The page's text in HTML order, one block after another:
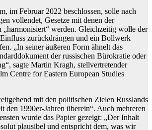
im Februar 2022 beschlossen, solle nach
vollendet, Gesetze mit denen der
„harmonisiert“ werden. Gleichzeitig wolle der
zurückdrängen und ein Bollwerk
„In seiner äußeren Form ähnelt das
der russischen Bürokratie oder
sagte Martin Kragh, stellvertretender
Centre for Eastern European Studies
mit den politischen Zielen Russlands
den 1990er-Jahren überein“. Auch mehreren
wurde das Papier gezeigt: „Der Inhalt
plausibel und entspricht dem, was wir